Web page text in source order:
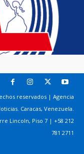
reservados | Agencia
Caracas, Venezuela.
Lincoln, Piso 7 | +58 212
781 2711